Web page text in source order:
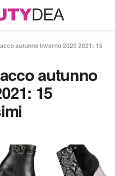
autunno inverno 2020 2021: 15
autunno
15